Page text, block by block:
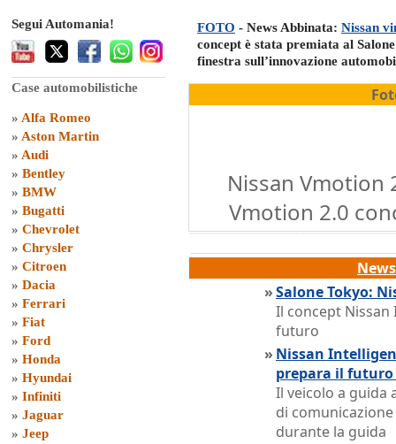
Segui Automania!
Case automobilistiche
» Alfa Romeo
» Aston Martin
» Audi
» Bentley
» BMW
» Bugatti
» Chevrolet
» Chrysler
» Citroen
» Dacia
» Ferrari
» Fiat
» Ford
» Honda
» Hyundai
» Infiniti
» Jaguar
» Jeep
FOTO - News Abbinata: Nissan
concept è stata premiata al
finestra sull’innovazione
Nissan Vmotion
Vmotion 2.0
»Salone Tokyo:
Il concept
futuro
» Nissan
prepara il
Il veicolo a guida
di
durante la guida